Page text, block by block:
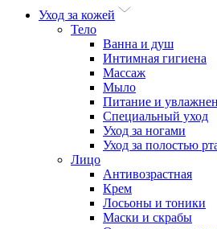
Уход за кожей
Тело
Ванна и душ
Интимная гигиена
Массаж
Мыло
Питание и
Специальный уход
Уход за ногами
Уход за полостью
Лицо
Антивозрастная
Крем
Лосьоны и тоники
Маски и скрабы